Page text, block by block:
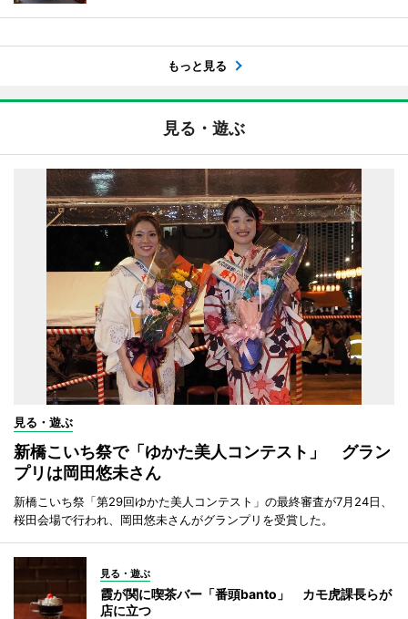
もっと見る
見る・遊ぶ
見る・遊ぶ
新橋こいち祭で「ゆかた美人コンテスト」 グラン
プリは岡田悠未さん
新橋こいち祭「第29回ゆかた美人コンテスト」の最終審査が7月24日、
桜田会場で行われ、岡田悠未さんがグランプリを受賞した。
見る・遊ぶ
霞が関に喫茶バー「番頭banto」 カモ虎課長らが
店に立つ